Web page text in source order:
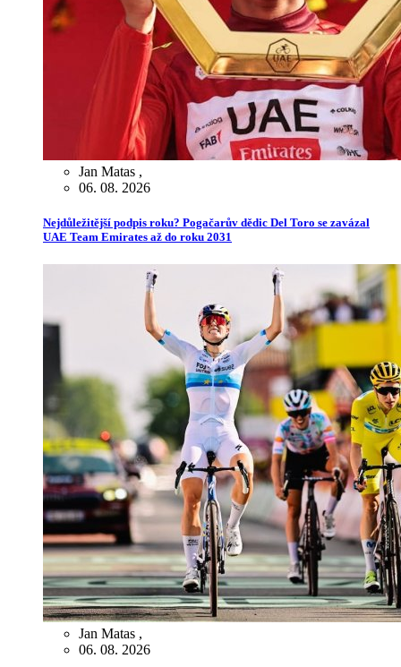
Jan Matas ,
06. 08. 2026
Nejdůležitější podpis roku? Pogačarův dědic Del Toro se zavázal
UAE Team Emirates až do roku 2031
Jan Matas ,
06. 08. 2026